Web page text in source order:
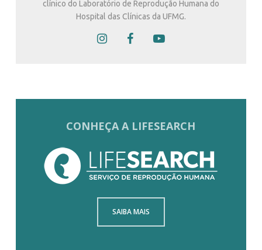
clínico do Laboratório de Reprodução Humana do
Hospital das Clínicas da UFMG.
CONHEÇA A LIFESEARCH
SAIBA MAIS